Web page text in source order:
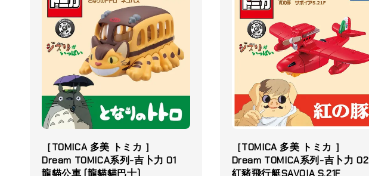
［TOMICA 多美 トミカ ］
Dream TOMICA系列-吉卜力 01
龍貓公車 (龍貓貓巴士)
［TOMICA 多美 トミカ ］
Dream TOMICA系列-吉卜力 02
紅豬飛行艇SAVOIA S.21F